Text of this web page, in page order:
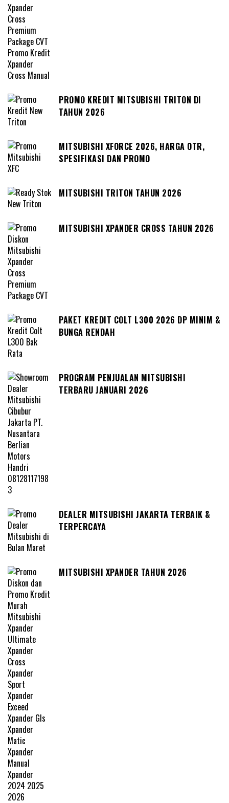
PROMO KREDIT MITSUBISHI TRITON DI
TAHUN 2026
MITSUBISHI XFORCE 2026, HARGA OTR,
SPESIFIKASI DAN PROMO
MITSUBISHI TRITON TAHUN 2026
MITSUBISHI XPANDER CROSS TAHUN 2026
PAKET KREDIT COLT L300 2026 DP MINIM &
BUNGA RENDAH
PROGRAM PENJUALAN MITSUBISHI
TERBARU JANUARI 2026
DEALER MITSUBISHI JAKARTA TERBAIK &
TERPERCAYA
MITSUBISHI XPANDER TAHUN 2026